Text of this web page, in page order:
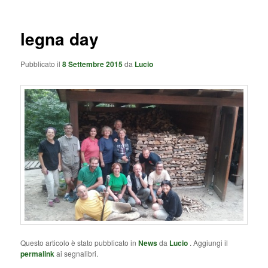
legna day
Pubblicato il8 Settembre 2015da Lucio
Questo articolo è stato pubblicato inNewsda Lucio . Aggiungi il
permalinkai segnalibri.